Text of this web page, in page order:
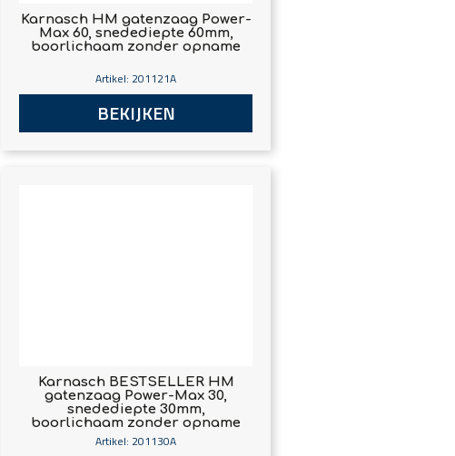
Karnasch HM gatenzaag Power-
Max 60, snedediepte 60mm,
boorlichaam zonder opname
Artikel: 201121A
BEKIJKEN
Karnasch BESTSELLER HM
gatenzaag Power-Max 30,
snedediepte 30mm,
boorlichaam zonder opname
Artikel: 201130A